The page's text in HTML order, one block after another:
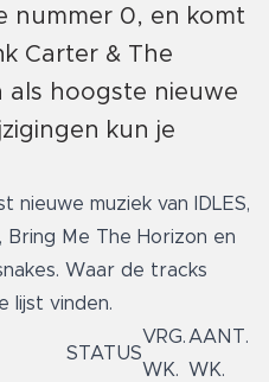
nummer 0, en komt
Carter & The
als hoogste nieuwe
kun je
nieuwe muziek van IDLES,
Bring Me The Horizon en
Waar de tracks
lijst vinden.
STATUS
VRG.
WK.
AANT.
WK.